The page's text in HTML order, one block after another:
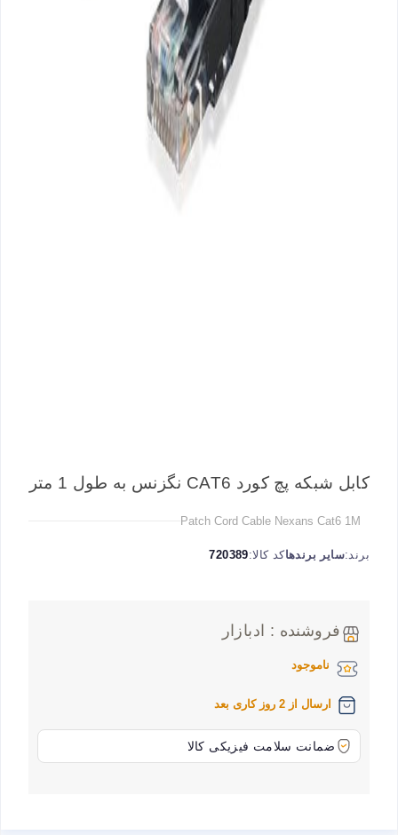
کابل شبکه پچ کورد CAT6 نگزنس به طول 1 متر
Patch Cord Cable Nexans Cat6 1M
برند:سایر برندهاکد کالا:720389
فروشنده : ادبازار
ناموجود
ارسال از 2 روز کاری بعد
ضمانت سلامت فیزیکی کالا